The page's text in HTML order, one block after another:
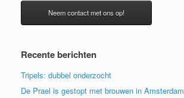
Neem contact met ons op!
Recente berichten
Tripels: dubbel onderzocht
De Prael is gestopt met brouwen in Amsterdam